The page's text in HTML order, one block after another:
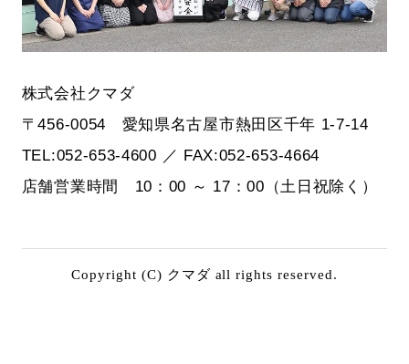
株式会社クマダ
〒456-0054 愛知県名古屋市熱田区千年 1-7-14
TEL:052-653-4600 ／ FAX:052-653-4664
店舗営業時間 10：00 ～ 17：00（土日祝除く）
Copyright (C) クマダ all rights reserved.